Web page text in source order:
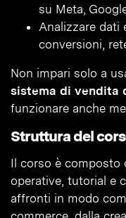
su Meta,
Analizzare dati
conversioni,
Non impari solo a
sistema di vendita
funzionare anche
Struttura del
Il corso è composto
operative, tutorial e
affronti in modo